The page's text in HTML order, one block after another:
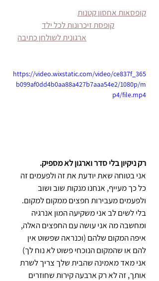
קופסאות אחסון קטנות
קופסת זיכרונות לכל ילד
ארגונית לשולחן כתיבה
https://video.wixstatic.com/video/ce837f_365
b099af0dd4b0aa88a427b7aaa54e2/1080p/m
p4/file.mp4
רק ניקיון בלי סדר וארגון לא מספיק.
אני בטוחה שאת יודעת את זה ולפעמים זה
כל כך מעייף, אנחנו מנקות שוב ושוב
ולפעמים מעבירות חפצים ממקום למקום.
בלי לשים לב אני משקיעה המון אנרגיה
ומחשבה מה אני עושה עם החפצים האלה,
איפה המקום שלהם (וכנראה שפשוט אין
להם או שהמקום הנוכחי פשוט לא נוח לך)
אני מאד מאמינה שהבית שלך צריך לשרת
אותך, זה לא רק ארבעה קירות שחוזרים